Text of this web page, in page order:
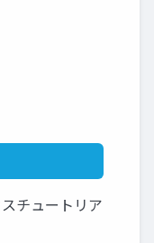
チュートリア